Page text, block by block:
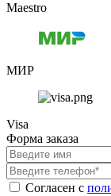
Maestro
МИР
Visa
Форма заказа
Согласен с